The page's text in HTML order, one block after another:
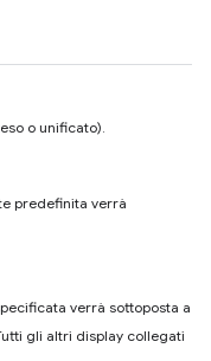
o unificato).
predefinita verrà
verrà sottoposta a
gli altri display collegati